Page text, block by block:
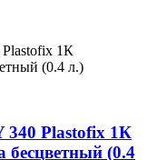
340 Plastofix 1К
бесцветный (0.4